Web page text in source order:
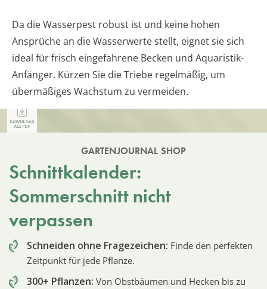
Da die Wasserpest robust ist und keine hohen
Ansprüche an die Wasserwerte stellt, eignet sie sich
ideal für frisch eingefahrene Becken und Aquaristik-
Anfänger. Kürzen Sie die Triebe regelmäßig, um
übermäßiges Wachstum zu vermeiden.
GARTENJOURNAL SHOP
Schnittkalender:
Sommerschnitt nicht
verpassen
Schneiden ohne Fragezeichen: Finde den perfekten
Zeitpunkt für jede Pflanze.
300+ Pflanzen: Von Obstbäumen und Hecken bis zu